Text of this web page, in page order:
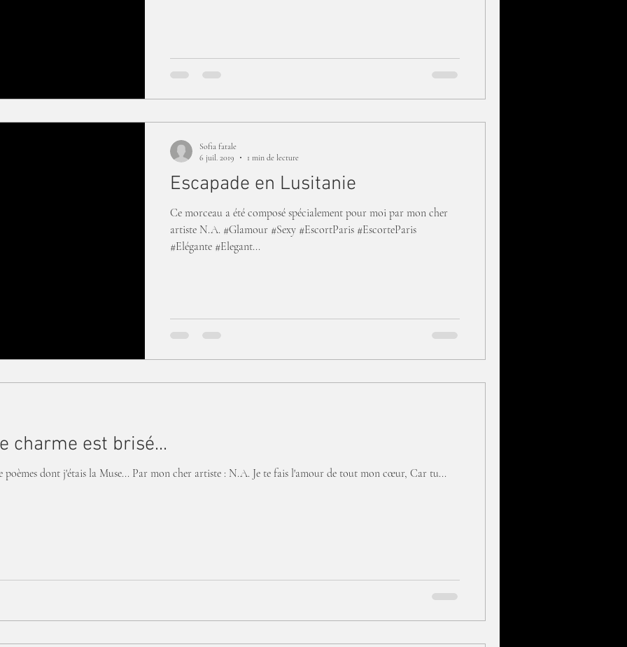
Escapade en Lusitanie
Ce morceau a été composé spécialement pour moi par mon cher
artiste N.A. #Glamour #Sexy #EscortParis #EscorteParis
#Elégante #Elegant...
Sofia fatale
6 juil. 2019
1 min de lecture
charme est brisé...
poèmes dont j'étais la Muse... Par mon cher artiste : N.A. Je te fais l'amour de tout mon cœur, Car tu...